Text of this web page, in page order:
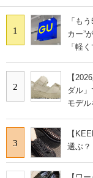
1
「も
カー”
「軽
2
【
ダル
モデ
3
【
選ぶ